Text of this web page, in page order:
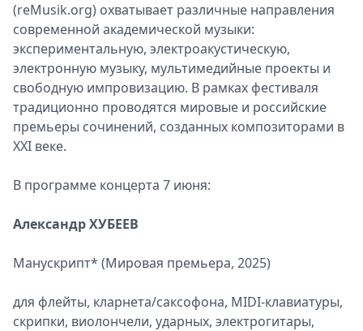
(reMusik.org) охватывает различные направления
современной академической музыки:
экспериментальную, электроакустическую,
электронную музыку, мультимедийные проекты и
свободную импровизацию. В рамках фестиваля
традиционно проводятся мировые и российские
премьеры сочинений, созданных композиторами в
XXI веке.
В программе концерта 7 июня:
Александр ХУБЕЕВ
Манускрипт* (Мировая премьера, 2025)
для флейты, кларнета/саксофона, MIDI-клавиатуры,
скрипки, виолончели, ударных, электрогитары,